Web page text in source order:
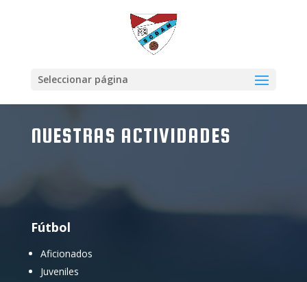
Seleccionar página
NUESTRAS ACTIVIDADES
Fútbol
Aficionados
Juveniles